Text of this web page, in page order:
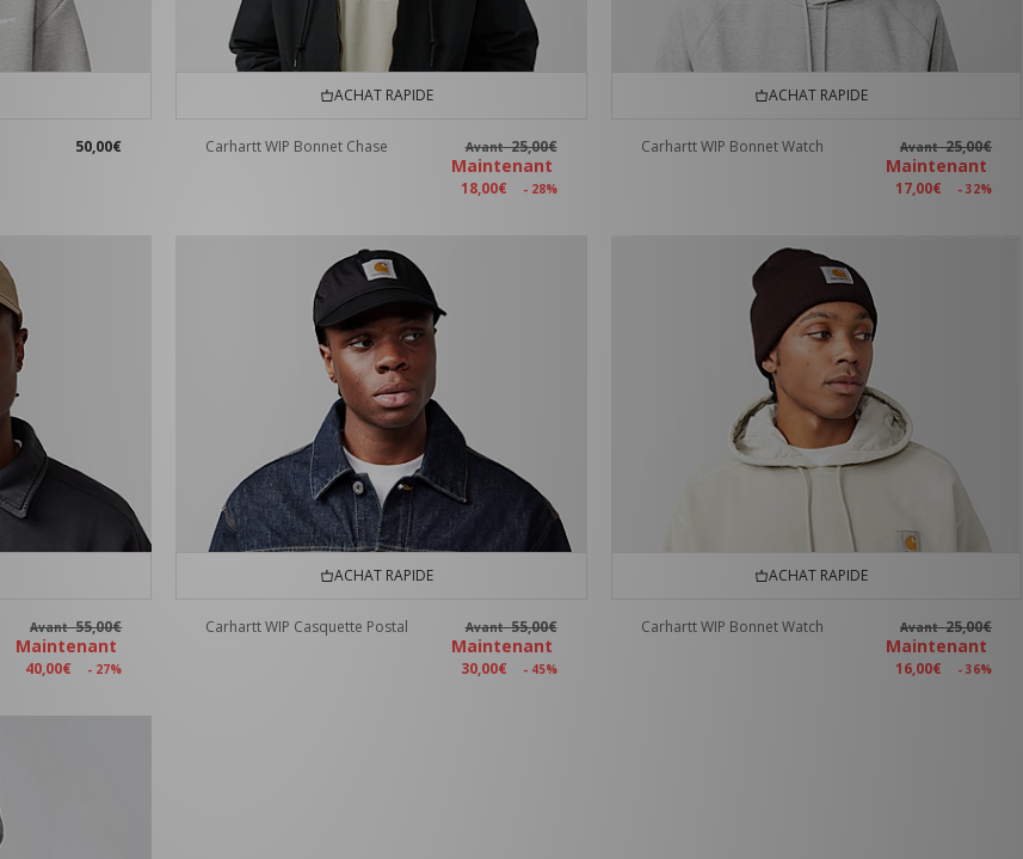
50,00€
ACHAT RAPIDE
Carhartt WIP Bonnet Chase Avant25,00€
Maintenant
18,00€ - 28%
ACHAT RAPIDE
Carhartt WIP Bonnet Watch Avant25,00€
Maintenant
17,00€ - 32%
Avant55,00€
Maintenant
40,00€ - 27%
ACHAT RAPIDE
Carhartt WIP Casquette Postal Avant55,00€
Maintenant
30,00€ - 45%
ACHAT RAPIDE
Carhartt WIP Bonnet Watch Avant25,00€
Maintenant
16,00€ - 36%